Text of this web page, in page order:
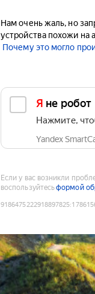
Нам очень жаль, но
устройства похожи на
Почему это могло
Я не робот
Нажмите,
Yandex
Если у вас возникли
воспользуйтесьформой
9186475222918897825: